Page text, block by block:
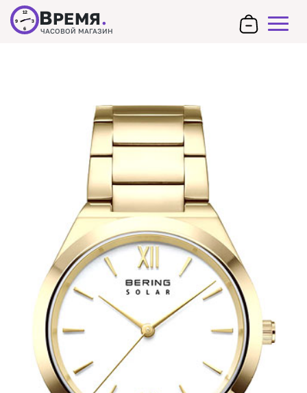
12
3
6
9 ВРЕМЯ.
ЧАСОВОЙ МАГАЗИН